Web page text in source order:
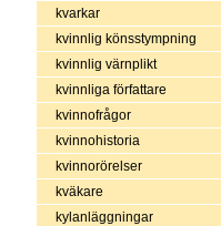
kvarkar
kvinnlig könsstympning
kvinnlig värnplikt
kvinnliga författare
kvinnofrågor
kvinnohistoria
kvinnorörelser
kväkare
kylanläggningar